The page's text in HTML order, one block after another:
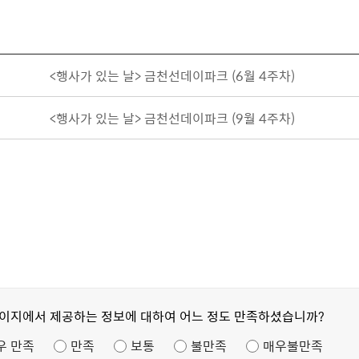
<행사가 있는 날> 금천선데이파크 (6월 4주차)
<행사가 있는 날> 금천선데이파크 (9월 4주차)
지에서 제공하는 정보에 대하여 어느 정도 만족하셨습니까?
만족
만족 보통 불만족 매우불만족